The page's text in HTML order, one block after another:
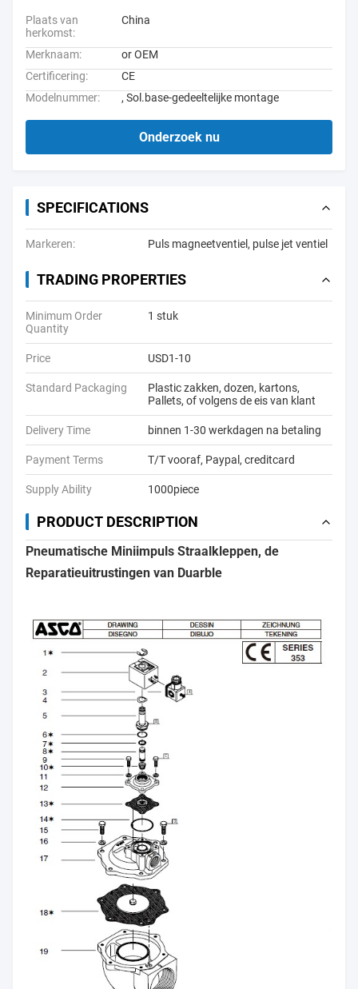
Plaats van
herkomst:
China
Merknaam:
or OEM
Certificering:
CE
Modelnummer:
, Sol.base-gedeeltelijke montage
Onderzoek nu
SPECIFICATIONS
Markeren: Puls magneetventiel , pulse jet ventiel
TRADING PROPERTIES
Minimum Order
Quantity
1 stuk
Price USD1-10
Standard Packaging
Plastic zakken, dozen, kartons,
Pallets, of volgens de eis van klant
Delivery Time binnen 1-30 werkdagen na betaling
Payment Terms T/T vooraf, Paypal, creditcard
Supply Ability 1000piece
PRODUCT DESCRIPTION
Pneumatische Miniimpuls Straalkleppen, de
Reparatieuitrustingen van Duarble